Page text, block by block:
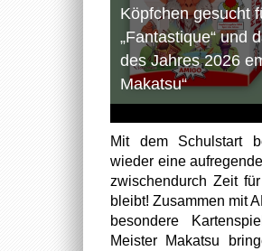
Köpfchen gesucht
„Fantastique“ und
des Jahres 2026
Makatsu“
Mit dem Schulstart
wieder eine
zwischendurch Zeit
bleibt! Zusammen mit
besondere
Meister Makatsu